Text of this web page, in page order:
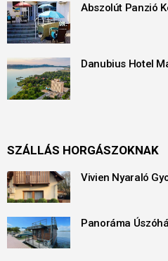
Abszolút Panzió
Danubius Hotel
SZÁLLÁS HORGÁSZOKNAK
Vivien Nyaraló
Panoráma